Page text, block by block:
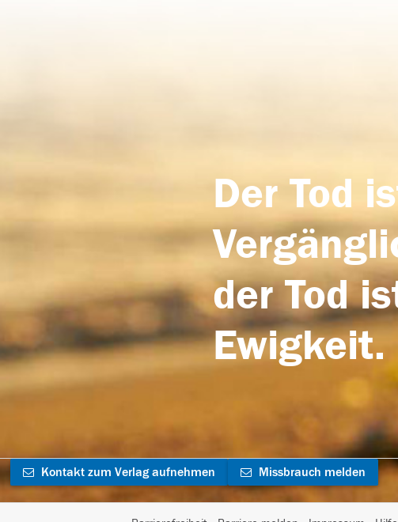
Der Tod
der Tod
Ewigkeit.
Kontakt zum Verlag aufnehmen Missbrauch melden